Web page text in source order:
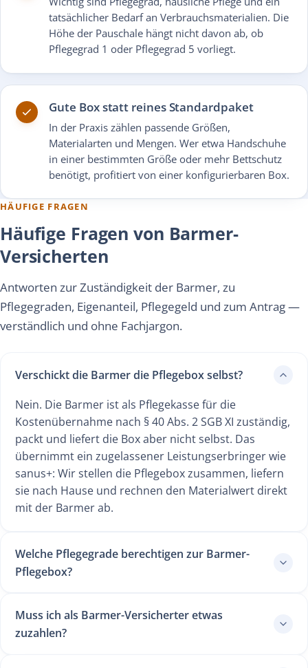
tatsächlicher Bedarf an Verbrauchsmaterialien. Die
Höhe der Pauschale hängt nicht davon ab, ob
Pflegegrad 1 oder Pflegegrad 5 vorliegt.
Gute Box statt reines Standardpaket
In der Praxis zählen passende Größen,
Materialarten und Mengen. Wer etwa Handschuhe
in einer bestimmten Größe oder mehr Bettschutz
benötigt, profitiert von einer konfigurierbaren Box.
HÄUFIGE FRAGEN
Häufige Fragen von Barmer-
Versicherten
Antworten zur Zuständigkeit der Barmer, zu
Pflegegraden, Eigenanteil, Pflegegeld und zum Antrag —
verständlich und ohne Fachjargon.
Verschickt die Barmer die Pflegebox selbst?
Nein. Die Barmer ist als Pflegekasse für die
Kostenübernahme nach § 40 Abs. 2 SGB XI zuständig,
packt und liefert die Box aber nicht selbst. Das
übernimmt ein zugelassener Leistungserbringer wie
sanus+: Wir stellen die Pflegebox zusammen, liefern
sie nach Hause und rechnen den Materialwert direkt
mit der Barmer ab.
Welche Pflegegrade berechtigen zur Barmer-
Pflegebox?
Muss ich als Barmer-Versicherter etwas
zuzahlen?